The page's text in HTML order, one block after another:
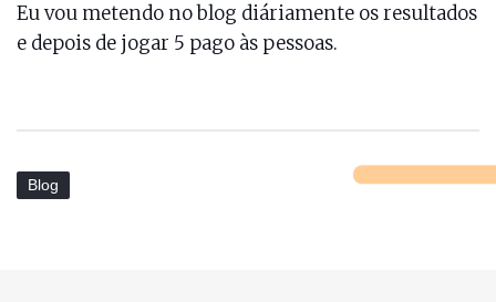
Eu vou metendo no blog diáriamente os resultados
e depois de jogar 5 pago às pessoas.
Blog